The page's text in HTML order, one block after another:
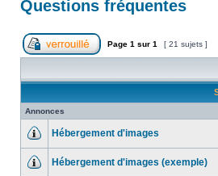
Questions fréquentes
Page 1 sur 1 [ 21 sujets ]
Annonces
Hébergement d'images
Hébergement d'images (exemple)